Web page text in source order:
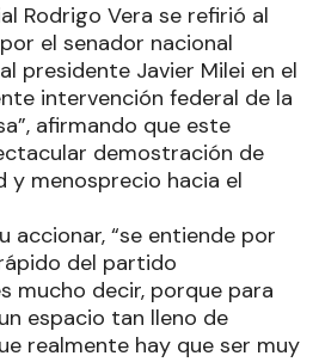
Rodrigo Vera se refirió al
el senador nacional
presidente Javier Milei en el
intervención federal de la
afirmando que este
demostración de
y menosprecio hacia el
accionar, “se entiende por
del partido
mucho decir, porque para
espacio tan lleno de
realmente hay que ser muy